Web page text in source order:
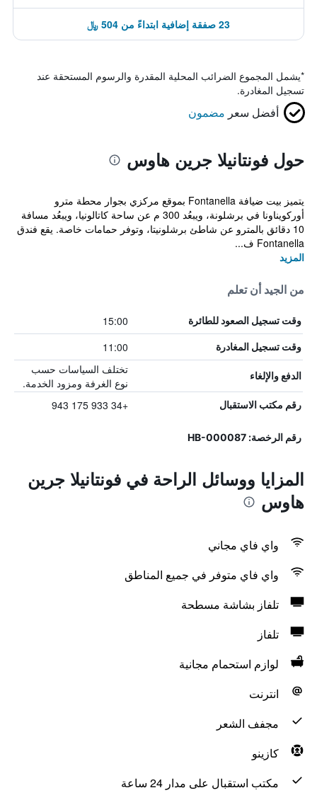
23 صفقة إضافية ابتداءً من 504 ﷼
*يشمل المجموع الضرائب المحلية المقدرة والرسوم المستحقة عند
تسجيل المغادرة.
أفضل سعر مضمون
حول فونتانيلا جرين هاوس
يتميز بيت ضيافة Fontanella بموقع مركزي بجوار محطة مترو
أوركويناونا في برشلونة، ويبعُد 300 م عن ساحة كاتالونيا، ويبعُد مسافة
10 دقائق بالمترو عن شاطئ برشلونيتا، وتوفر حمامات خاصة. يقع فندق
Fontanella ف...
المزيد
من الجيد أن تعلم
وقت تسجيل الصعود للطائرة 15:00
وقت تسجيل المغادرة 11:00
الدفع والإلغاء
تختلف السياسات حسب
نوع الغرفة ومزود الخدمة.
رقم مكتب الاستقبال +34 933 175 943
رقم الرخصة: HB-000087
المزايا ووسائل الراحة في فونتانيلا جرين
هاوس
واي فاي مجاني
واي فاي متوفر في جميع المناطق
تلفاز بشاشة مسطحة
تلفاز
لوازم استحمام مجانية
انترنت
مجفف الشعر
كازينو
مكتب استقبال على مدار 24 ساعة